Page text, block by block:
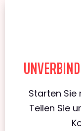
Starten Sie
Teilen Sie